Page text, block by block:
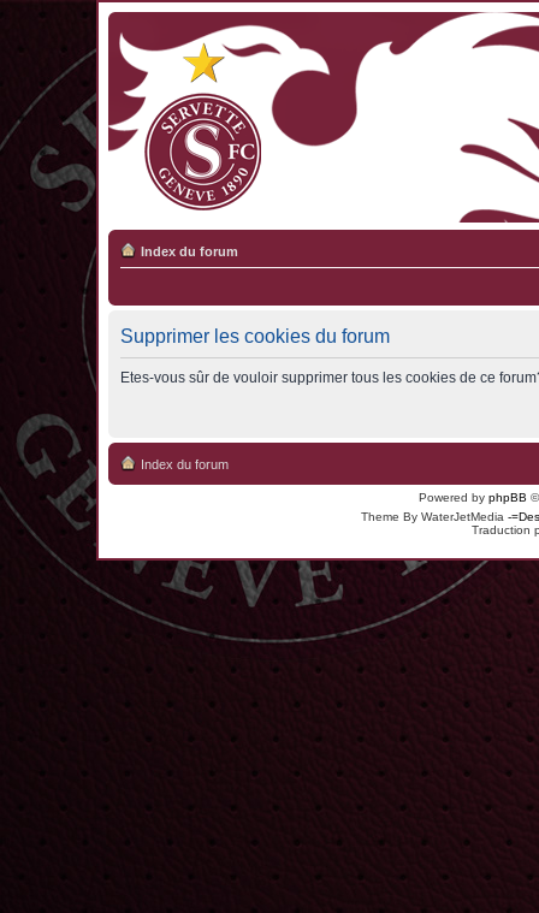
Index du forum
Supprimer les cookies du forum
Etes-vous sûr de vouloir supprimer tous les cookies de ce
Index du forum
Powered by phpBB
Theme By WaterJetMedia -
Traduction